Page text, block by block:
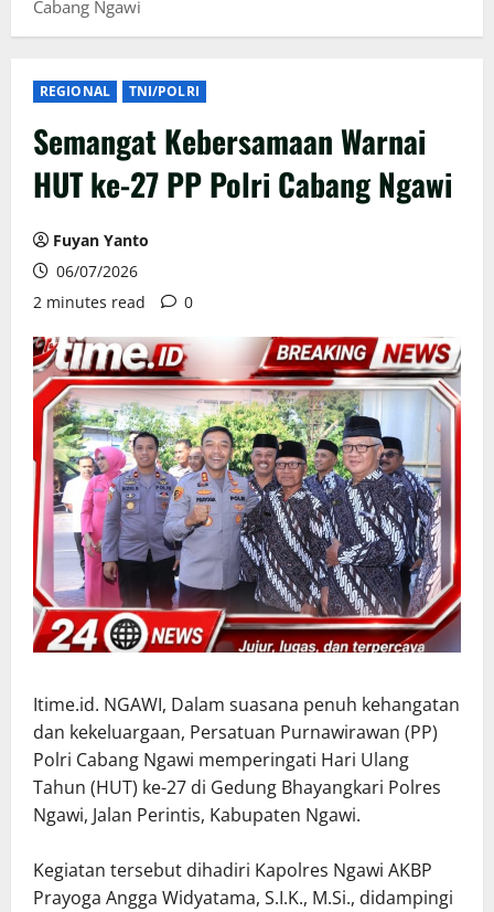
Cabang Ngawi
REGIONAL TNI/POLRI
Semangat Kebersamaan Warnai
HUT ke-27 PP Polri Cabang Ngawi
Fuyan Yanto
06/07/2026
2 minutes read
0
Itime.id. NGAWI, Dalam suasana penuh kehangatan
dan kekeluargaan, Persatuan Purnawirawan (PP)
Polri Cabang Ngawi memperingati Hari Ulang
Tahun (HUT) ke-27 di Gedung Bhayangkari Polres
Ngawi, Jalan Perintis, Kabupaten Ngawi.
Kegiatan tersebut dihadiri Kapolres Ngawi AKBP
Prayoga Angga Widyatama, S.I.K., M.Si., didampingi